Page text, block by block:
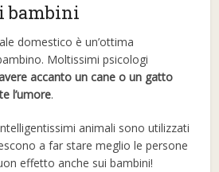
bambini
domestico è un’ottima
Moltissimi psicologi
accanto un cane o un gatto
l’umore.
animali sono utilizzati
a far stare meglio le persone
effetto anche sui bambini!